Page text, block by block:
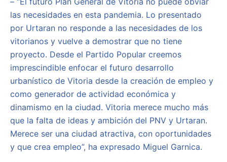
las necesidades en esta pandemia. Lo presentado
por Urtaran no responde a las necesidades de los
vitorianos y vuelve a demostrar que no tiene
proyecto. Desde el Partido Popular creemos
imprescindible enfocar el futuro desarrollo
urbanístico de Vitoria desde la creación de empleo y
como generador de actividad económica y
dinamismo en la ciudad. Vitoria merece mucho más
que la falta de ideas y ambición del PNV y Urtaran.
Merece ser una ciudad atractiva, con oportunidades
y que crea empleo”, ha expresado Miguel Garnica.